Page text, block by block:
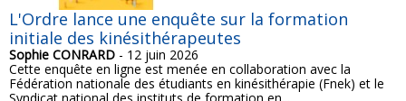
L'Ordre lance une enquête sur la formation
initiale des kinésithérapeutes
Sophie CONRARD - 12 juin 2026
Cette enquête en ligne est menée en collaboration avec la
Fédération nationale des étudiants en kinésithérapie (Fnek) et le